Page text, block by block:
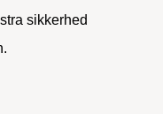
sikkerhed